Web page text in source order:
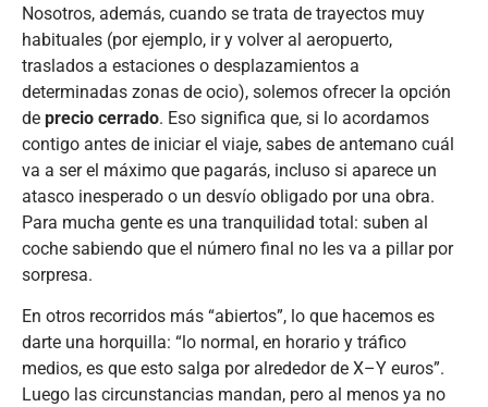
Nosotros, además, cuando se trata de trayectos muy
habituales (por ejemplo, ir y volver al aeropuerto,
traslados a estaciones o desplazamientos a
determinadas zonas de ocio), solemos ofrecer la opción
de precio cerrado. Eso significa que, si lo acordamos
contigo antes de iniciar el viaje, sabes de antemano cuál
va a ser el máximo que pagarás, incluso si aparece un
atasco inesperado o un desvío obligado por una obra.
Para mucha gente es una tranquilidad total: suben al
coche sabiendo que el número final no les va a pillar por
sorpresa.
En otros recorridos más “abiertos”, lo que hacemos es
darte una horquilla: “lo normal, en horario y tráfico
medios, es que esto salga por alrededor de X–Y euros”.
Luego las circunstancias mandan, pero al menos ya no